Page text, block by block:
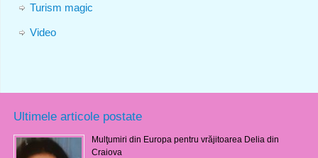
Turism magic
Video
Ultimele articole postate
Mulţumiri din Europa pentru vrăjitoarea Delia din
Craiova